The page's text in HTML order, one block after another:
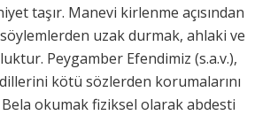
taşır. Manevi kirlenme açısından
uzak durmak, ahlaki ve
Peygamber Efendimiz (s.a.v.),
kötü sözlerden korumalarını
okumak fiziksel olarak abdesti